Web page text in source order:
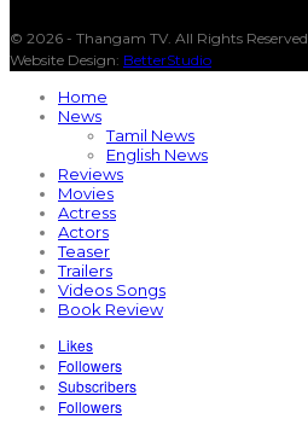
© 2026 - Thangam TV. All Rights Reserved.
Website Design: BetterStudio
Home
News
Tamil News
English News
Reviews
Movies
Actress
Actors
Teaser
Trailers
Videos Songs
Book Review
Likes
Followers
Subscribers
Followers